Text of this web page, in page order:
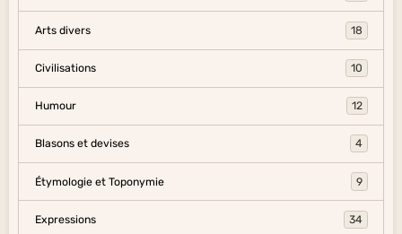
Arts divers 18
Civilisations 10
Humour 12
Blasons et devises 4
Étymologie et Toponymie 9
Expressions 34